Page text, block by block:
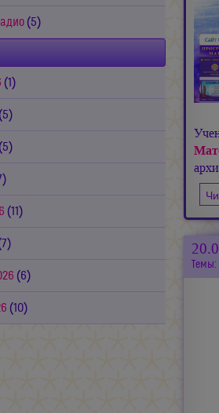
(5)
(1)
(5)
(5)
(11)
(6)
(10)
Темы: